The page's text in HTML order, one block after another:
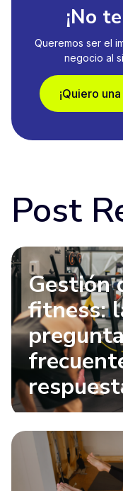
¡No
Queremos ser el
negocio al
¡Quiero
Post
Gestión
fitness: